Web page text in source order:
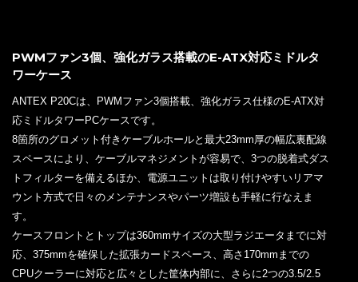
PWMファン3個、強化ガラス搭載のE-ATX対応ミドルタ
ワーケース
ANTEX P20Cは、PWMファン3個搭載、強化ガラス仕様のE-ATX対
応ミドルタワーPCケースです。
8箇所のグロメット付きケーブルホールと最大23mm厚の幅広裏配線
スペースにより、ケーブルマネジメントが容易で、3つの脱着式ダス
トフィルターを備えるほか、電源ユニットは取り付けやすいリアマ
ウント方式で日々のメンテナンスやパーツ増設も手軽に行なえま
す。
ケースフロントとトップは360mmサイズの大型ラジエータまでに対
応、375mmを確保した拡張カードスペース、高さ170mmまでの
CPUクーラーに対応と広々とした筐体内部に、さらに2つの3.5/2.5